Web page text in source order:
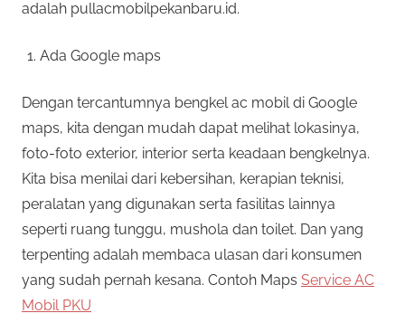
adalah pullacmobilpekanbaru.id.
Ada Google maps
Dengan tercantumnya bengkel ac mobil di Google
maps, kita dengan mudah dapat melihat lokasinya,
foto-foto exterior, interior serta keadaan bengkelnya.
Kita bisa menilai dari kebersihan, kerapian teknisi,
peralatan yang digunakan serta fasilitas lainnya
seperti ruang tunggu, mushola dan toilet. Dan yang
terpenting adalah membaca ulasan dari konsumen
yang sudah pernah kesana. Contoh Maps Service AC
Mobil PKU